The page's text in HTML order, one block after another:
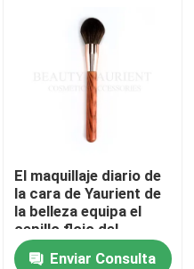
El maquillaje diario de
la cara de Yaurient de
la belleza equipa el
cepillo flojo del
maquillaje del polvo
Enviar Consulta